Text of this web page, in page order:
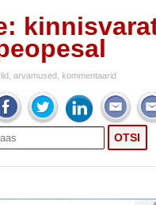
arvamused, kommentaarid